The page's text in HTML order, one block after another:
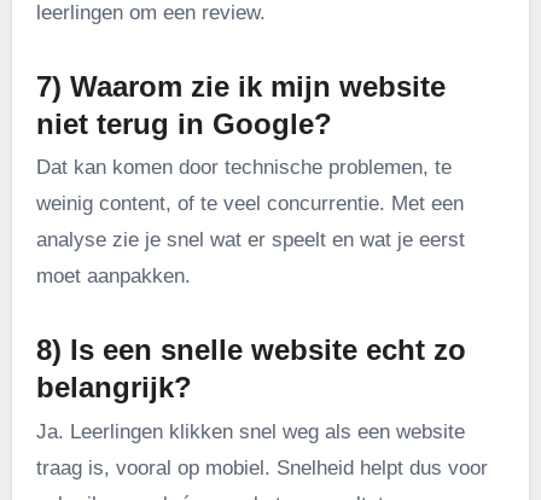
leerlingen om een review.
7) Waarom zie ik mijn website
niet terug in Google?
Dat kan komen door technische problemen, te
weinig content, of te veel concurrentie. Met een
analyse zie je snel wat er speelt en wat je eerst
moet aanpakken.
8) Is een snelle website echt zo
belangrijk?
Ja. Leerlingen klikken snel weg als een website
traag is, vooral op mobiel. Snelheid helpt dus voor